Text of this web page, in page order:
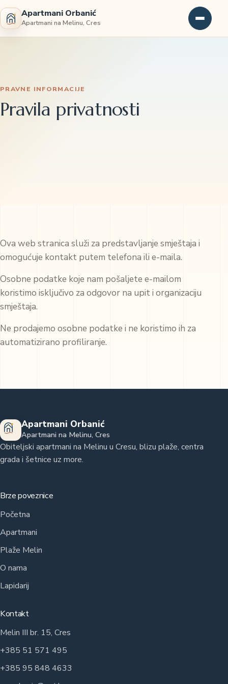
Apartmani Orbanić
Apartmani na Melinu, Cres
PRAVNE INFORMACIJE
Pravila privatnosti
Ova web stranica služi za predstavljanje smještaja i
omogućuje kontakt putem telefona ili e-maila.
Osobne podatke koje nam pošaljete e-mailom
koristimo isključivo za odgovor na upit i organizaciju
smještaja.
Ne prodajemo osobne podatke i ne koristimo ih za
automatizirano profiliranje.
Apartmani Orbanić
Apartmani na Melinu, Cres
Obiteljski apartmani na Melinu u Cresu, blizu plaže, centra
grada i šetnice uz more.
Brze poveznice
Početna
Apartmani
Plaže Melin
O nama
Lapidarij
Kontakt
Melin III br. 15, Cres
+385 51 571 495
+385 95 848 4633